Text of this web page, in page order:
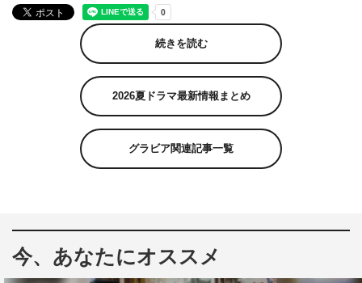
続きを読む
2026夏ドラマ最新情報まとめ
グラビア関連記事一覧
今、あなたにオススメ